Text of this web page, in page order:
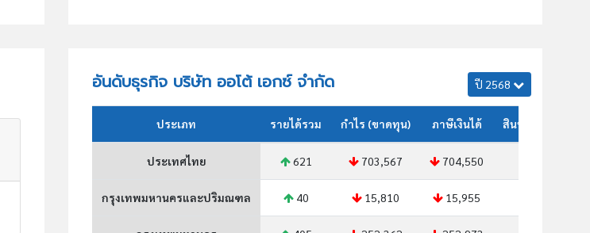
อันดับธุรกิจ บริษัท ออโต้ เอกซ์ จำกัด ปี 2568
ประเภท รายได้รวม กำไร (ขาดทุน) ภาษีเงินได้ สินทรัพย์รวม
ประเทศไทย 621 703,567 704,550
กรุงเทพมหานครและปริมณฑล 40 15,810 15,955